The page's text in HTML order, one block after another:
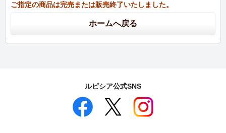
ご指定の商品は完売または販売終了いたしました。
ルピシア公式SNS